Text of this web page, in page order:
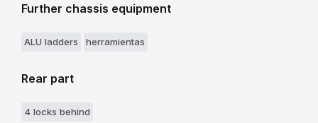
Further chassis equipment
ALU ladders herramientas
Rear part
4 locks behind